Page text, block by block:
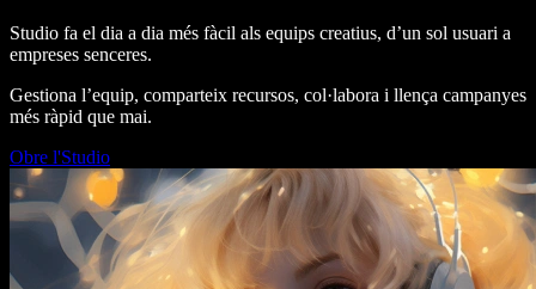
Studio fa el dia a dia més fàcil als equips creatius, d’un sol usuari a
empreses senceres.
Gestiona l’equip, comparteix recursos, col·labora i llença campanyes
més ràpid que mai.
Obre l'Studio